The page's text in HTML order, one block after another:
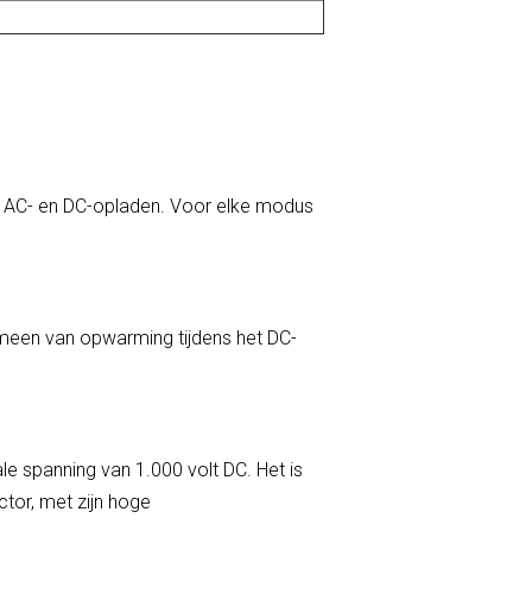
en DC-opladen. Voor elke modus
van opwarming tijdens het DC-
spanning van 1.000 volt DC. Het is
met zijn hoge